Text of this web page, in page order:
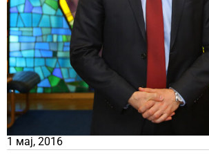
1 мај, 2016